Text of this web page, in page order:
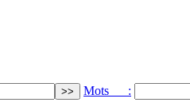
Mots :